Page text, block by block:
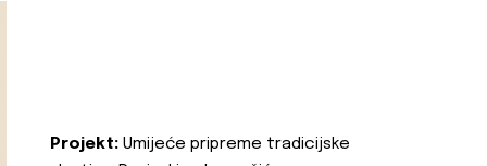
Projekt: Umijeće pripreme tradicijske